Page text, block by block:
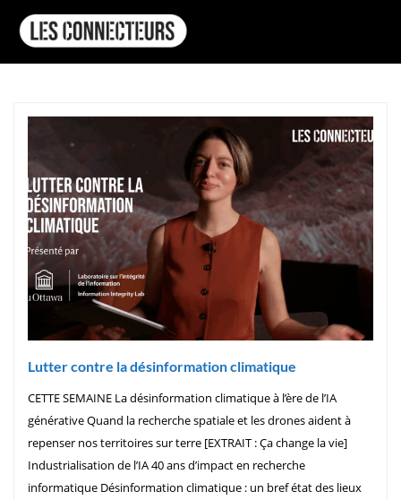
Lutter contre la désinformation climatique
CETTE SEMAINE La désinformation climatique à l’ère de l’IA
générative Quand la recherche spatiale et les drones aident à
repenser nos territoires sur terre [EXTRAIT : Ça change la vie]
Industrialisation de l’IA 40 ans d’impact en recherche
informatique Désinformation climatique : un bref état des lieux